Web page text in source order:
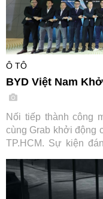
Ô TÔ
BYD Việt Nam
Nối tiếp thành công
cùng Grab khởi động
TP.HCM. Sự kiện
đẩy chuyển đổi xanh